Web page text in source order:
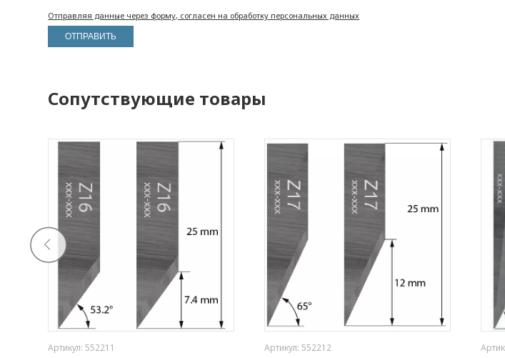
Отправляя данные через форму, согласен на обработку персональных данных
Сопутствующие товары
Артикул: 552211 Артикул: 552212